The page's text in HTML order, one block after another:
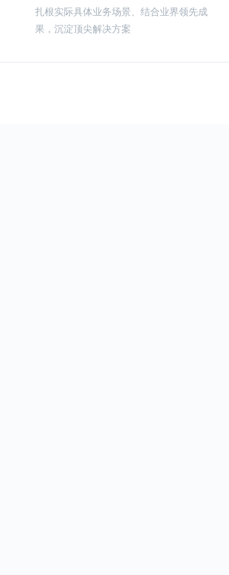
扎根实际具体业务场景、结合业界领先成
果，沉淀顶尖解决方案